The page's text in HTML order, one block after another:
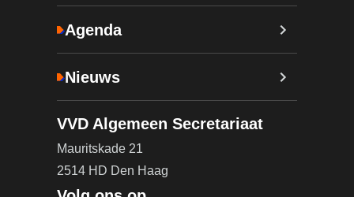
Agenda
Nieuws
VVD Algemeen Secretariaat
Mauritskade 21
2514 HD Den Haag